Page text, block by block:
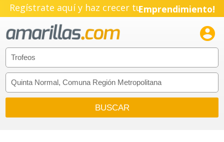
Regístrate aquí y haz crecer tuEmprendimiento!
